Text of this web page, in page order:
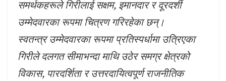
समर्थकहरूले गिरीलाई सक्षम, इमानदार र दूरदर्शी
उम्मेदवारका रूपमा चित्रण गरिरहेका छन्।
स्वतन्त्र उम्मेदवारका रूपमा प्रतिस्पर्धामा उत्रिएका
गिरीले दलगत सीमाभन्दा माथि उठेर समग्र क्षेत्रको
विकास, पारदर्शिता र उत्तरदायित्वपूर्ण राजनीतिक